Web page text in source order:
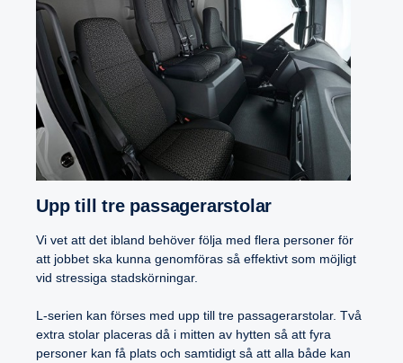
Upp till tre passa­ge­rar­stolar
Vi vet att det ibland behöver följa med flera personer för
att jobbet ska kunna genomföras så effektivt som möjligt
vid stressiga stadskörningar.
L-serien kan förses med upp till tre passagerarstolar. Två
extra stolar placeras då i mitten av hytten så att fyra
personer kan få plats och samtidigt så att alla både kan